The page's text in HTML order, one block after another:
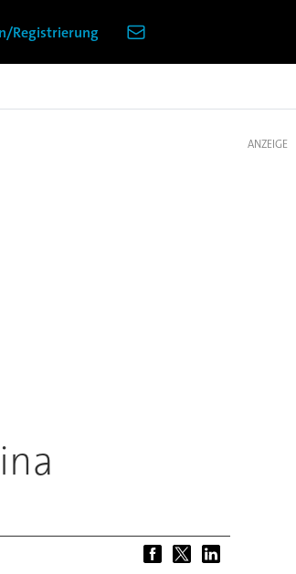
Registrierung
ANZEIGE